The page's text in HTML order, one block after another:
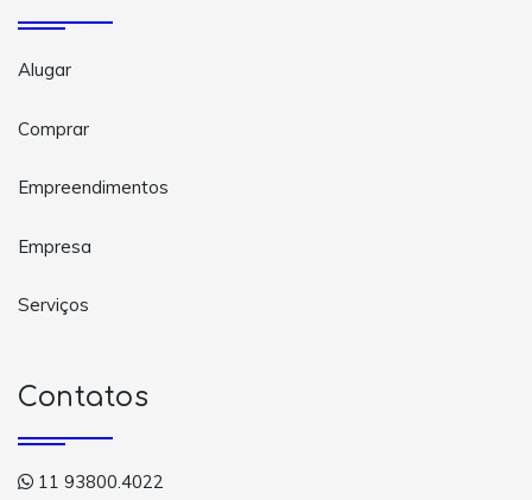
Alugar
Comprar
Empreendimentos
Empresa
Serviços
Contatos
11 93800.4022